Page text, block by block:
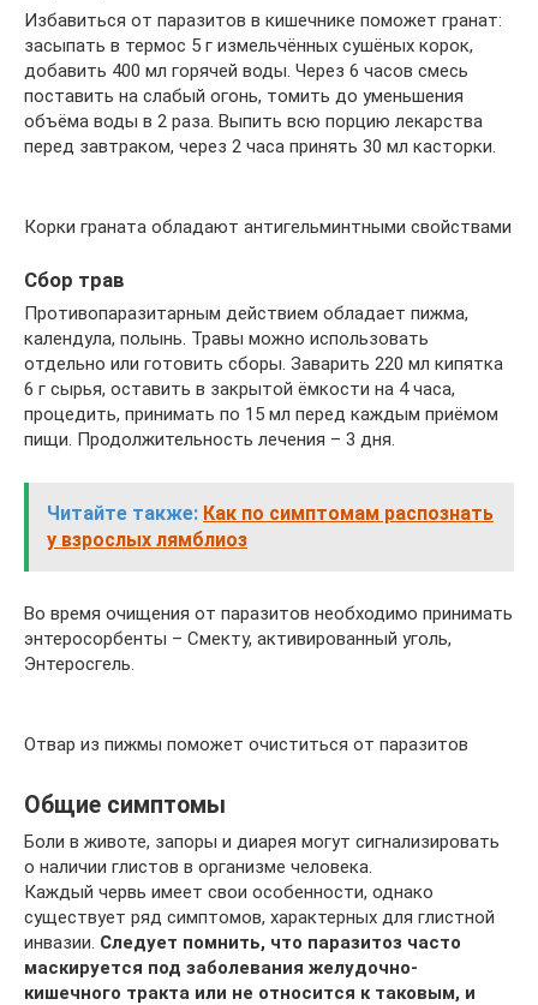
Избавиться от паразитов в кишечнике поможет гранат:
засыпать в термос 5 г измельчённых сушёных корок,
добавить 400 мл горячей воды. Через 6 часов смесь
поставить на слабый огонь, томить до уменьшения
объёма воды в 2 раза. Выпить всю порцию лекарства
перед завтраком, через 2 часа принять 30 мл касторки.
Корки граната обладают антигельминтными свойствами
Сбор трав
Противопаразитарным действием обладает пижма,
календула, полынь. Травы можно использовать
отдельно или готовить сборы. Заварить 220 мл кипятка
6 г сырья, оставить в закрытой ёмкости на 4 часа,
процедить, принимать по 15 мл перед каждым приёмом
пищи. Продолжительность лечения – 3 дня.
Читайте также: Как по симптомам распознать
у взрослых лямблиоз
Во время очищения от паразитов необходимо принимать
энтеросорбенты – Смекту, активированный уголь,
Энтеросгель.
Отвар из пижмы поможет очиститься от паразитов
Общие симптомы
Боли в животе, запоры и диарея могут сигнализировать
о наличии глистов в организме человека.
Каждый червь имеет свои особенности, однако
существует ряд симптомов, характерных для глистной
инвазии. Следует помнить, что паразитоз часто
маскируется под заболевания желудочно-
кишечного тракта или не относится к таковым, и